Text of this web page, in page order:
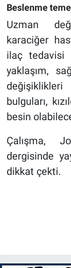
Beslenme
Uzman
karaciğer
ilaç tedavisi
yaklaşım,
bulguları,
besin
Çalışma,
dergisinde
dikkat çekti.